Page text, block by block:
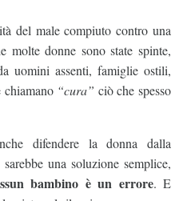
del male compiuto contro una
molte donne sono state spinte,
uomini assenti, famiglie ostili,
“cura” ciò che spesso
difendere la donna dalla
una soluzione semplice,
bambino è un errore. E